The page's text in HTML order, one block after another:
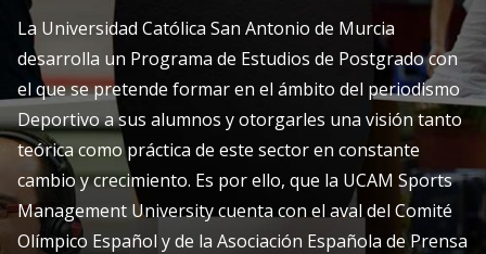
La Universidad Católica San Antonio de Murcia
desarrolla un Programa de Estudios de Postgrado con
el que se pretende formar en el ámbito del periodismo
Deportivo a sus alumnos y otorgarles una visión tanto
teórica como práctica de este sector en constante
cambio y crecimiento. Es por ello, que la UCAM Sports
Management University cuenta con el aval del Comité
Olímpico Español y de la Asociación Española de Prensa